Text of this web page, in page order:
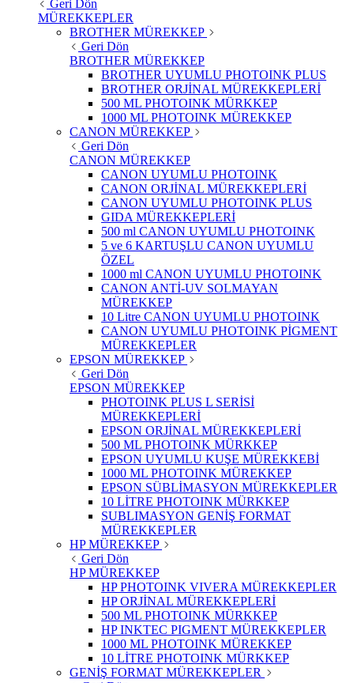
Geri Dön
MÜREKKEPLER
BROTHER MÜREKKEP
Geri Dön
BROTHER MÜREKKEP
BROTHER UYUMLU PHOTOINK PLUS
BROTHER ORJİNAL MÜREKKEPLERİ
500 ML PHOTOINK MÜRKKEP
1000 ML PHOTOINK MÜREKKEP
CANON MÜREKKEP
Geri Dön
CANON MÜREKKEP
CANON UYUMLU PHOTOINK
CANON ORJİNAL MÜREKKEPLERİ
CANON UYUMLU PHOTOINK PLUS
GIDA MÜREKKEPLERİ
500 ml CANON UYUMLU PHOTOINK
5 ve 6 KARTUŞLU CANON UYUMLU
ÖZEL
1000 ml CANON UYUMLU PHOTOINK
CANON ANTİ-UV SOLMAYAN
MÜREKKEP
10 Litre CANON UYUMLU PHOTOINK
CANON UYUMLU PHOTOINK PİGMENT
MÜREKKEPLER
EPSON MÜREKKEP
Geri Dön
EPSON MÜREKKEP
PHOTOINK PLUS L SERİSİ
MÜREKKEPLERİ
EPSON ORJİNAL MÜREKKEPLERİ
500 ML PHOTOINK MÜRKKEP
EPSON UYUMLU KUŞE MÜREKKEBİ
1000 ML PHOTOINK MÜREKKEP
EPSON SÜBLİMASYON MÜREKKEPLER
10 LİTRE PHOTOINK MÜRKKEP
SUBLIMASYON GENİŞ FORMAT
MÜREKKEPLER
HP MÜREKKEP
Geri Dön
HP MÜREKKEP
HP PHOTOINK VIVERA MÜREKKEPLER
HP ORJİNAL MÜREKKEPLERİ
500 ML PHOTOINK MÜRKKEP
HP INKTEC PIGMENT MÜREKKEPLER
1000 ML PHOTOINK MÜREKKEP
10 LİTRE PHOTOINK MÜRKKEP
GENİŞ FORMAT MÜREKKEPLER